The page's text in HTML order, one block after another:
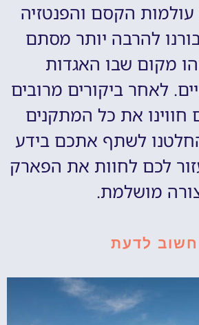
עולמות הקסם והפנטזיה
להרבה יותר מסתם
מקום שבו האגדות
לאחר ביקורים מרובים
את כל המתקנים
החלטנו לשתף אתכם בידע
לכם לחוות את הפארק
מושלמת.
חשוב לדעת